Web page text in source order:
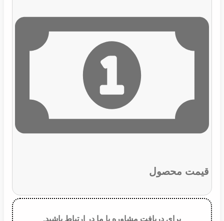
قیمت محصول
برای دریافت مشاوره با ما در ارتباط باشید.